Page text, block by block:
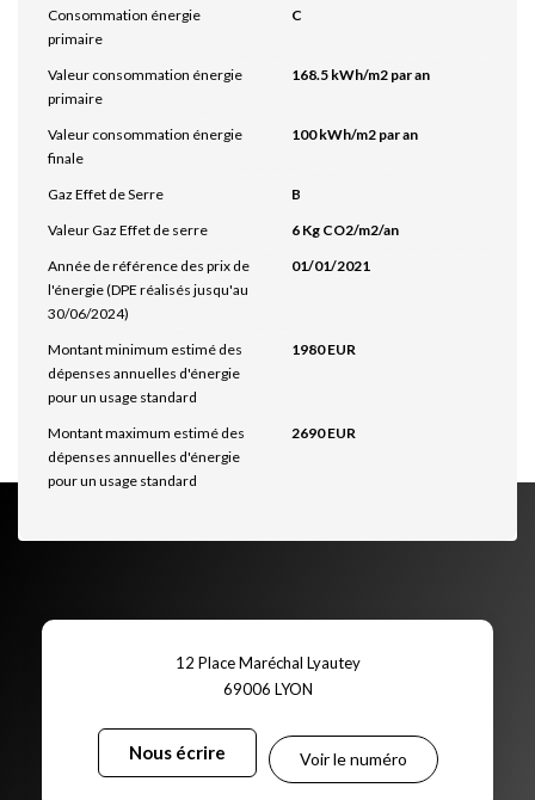
Consommation énergie
primaire
C
Valeur consommation énergie
primaire
168.5 kWh/m2 par an
Valeur consommation énergie
finale
100 kWh/m2 par an
Gaz Effet de Serre
B
Valeur Gaz Effet de serre
6 Kg CO2/m2/an
Année de référence des prix de
l'énergie (DPE réalisés jusqu'au
30/06/2024)
01/01/2021
Montant minimum estimé des
dépenses annuelles d'énergie
pour un usage standard
1980 EUR
Montant maximum estimé des
dépenses annuelles d'énergie
pour un usage standard
2690 EUR
12 Place Maréchal Lyautey
69006 LYON
Nous écrire Voir le numéro